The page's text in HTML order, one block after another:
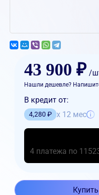
43 900 ₽ /
Нашли дешевле?
В кредит от:
4,280 ₽ x 12 мес
4 платежа по